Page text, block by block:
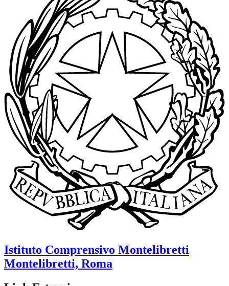
Istituto Comprensivo Montelibretti
Montelibretti, Roma